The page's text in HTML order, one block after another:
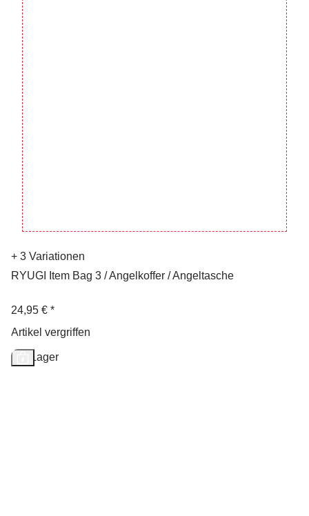
+ 3 Variationen
RYUGI Item Bag 3 / Angelkoffer / Angeltasche
24,95 € *
Artikel vergriffen
Auf Lager